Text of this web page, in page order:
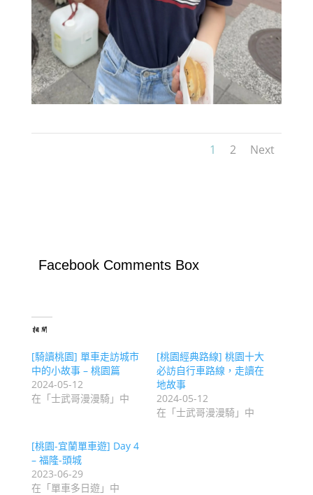
1 2 Next
Facebook Comments Box
相關
[騎讀桃園] 單車走訪城市
中的小故事 – 桃園篇
2024-05-12
在「士武哥漫漫騎」中
[桃園經典路線] 桃園十大
必訪自行車路線，走讀在
地故事
2024-05-12
在「士武哥漫漫騎」中
[桃園-宜蘭單車遊] Day 4
– 福隆-頭城
2023-06-29
在「單車多日遊」中